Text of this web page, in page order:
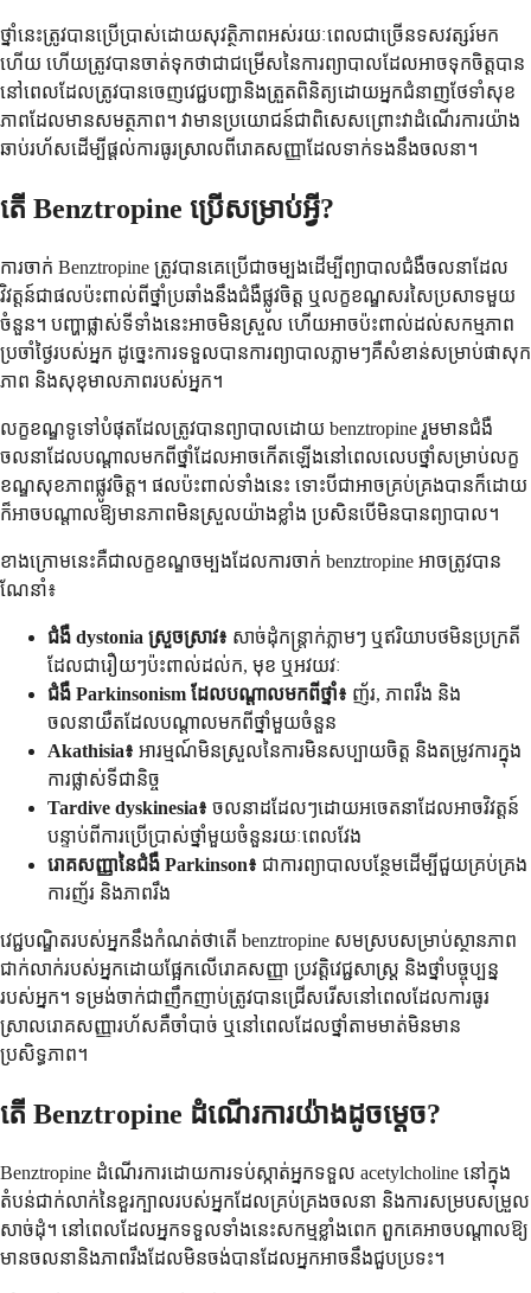
ថ្នាំនេះត្រូវបានប្រើប្រាស់ដោយសុវត្ថិភាពអស់រយៈពេលជាច្រើនទសវត្សរ៍មក
ហើយ ហើយត្រូវបានចាត់ទុកថាជាជម្រើសនៃការព្យាបាលដែលអាចទុកចិត្តបាន
នៅពេលដែលត្រូវបានចេញវេជ្ជបញ្ជានិងត្រួតពិនិត្យដោយអ្នកជំនាញថែទាំសុខ
ភាពដែលមានសមត្ថភាព។ វាមានប្រយោជន៍ជាពិសេសព្រោះវាដំណើរការយ៉ាង
ឆាប់រហ័សដើម្បីផ្តល់ការធូរស្រាលពីរោគសញ្ញាដែលទាក់ទងនឹងចលនា។
តើ Benztropine ប្រើសម្រាប់អ្វី?
ការចាក់ Benztropine ត្រូវបានគេប្រើជាចម្បងដើម្បីព្យាបាលជំងឺចលនាដែល
វិវត្តន៍ជាផលប៉ះពាល់ពីថ្នាំប្រឆាំងនឹងជំងឺផ្លូវចិត្ត ឬលក្ខខណ្ឌសរសៃប្រសាទមួយ
ចំនួន។ បញ្ហាផ្លាស់ទីទាំងនេះអាចមិនស្រួល ហើយអាចប៉ះពាល់ដល់សកម្មភាព
ប្រចាំថ្ងៃរបស់អ្នក ដូច្នេះការទទួលបានការព្យាបាលភ្លាមៗគឺសំខាន់សម្រាប់ផាសុក
ភាព និងសុខុមាលភាពរបស់អ្នក។
លក្ខខណ្ឌទូទៅបំផុតដែលត្រូវបានព្យាបាលដោយ benztropine រួមមានជំងឺ
ចលនាដែលបណ្តាលមកពីថ្នាំដែលអាចកើតឡើងនៅពេលលេបថ្នាំសម្រាប់លក្ខ
ខណ្ឌសុខភាពផ្លូវចិត្ត។ ផលប៉ះពាល់ទាំងនេះ ទោះបីជាអាចគ្រប់គ្រងបានក៏ដោយ
ក៏អាចបណ្តាលឱ្យមានភាពមិនស្រួលយ៉ាងខ្លាំង ប្រសិនបើមិនបានព្យាបាល។
ខាងក្រោមនេះគឺជាលក្ខខណ្ឌចម្បងដែលការចាក់ benztropine អាចត្រូវបាន
ណែនាំ៖
ជំងឺ dystonia ស្រួចស្រាវ៖ សាច់ដុំកន្ត្រាក់ភ្លាមៗ ឬឥរិយាបថមិនប្រក្រតី
ដែលជារឿយៗប៉ះពាល់ដល់ក, មុខ ឬអវយវៈ
ជំងឺ Parkinsonism ដែលបណ្តាលមកពីថ្នាំ៖ ញ័រ, ភាពរឹង និង
ចលនាយឺតដែលបណ្តាលមកពីថ្នាំមួយចំនួន
Akathisia៖ អារម្មណ៍មិនស្រួលនៃការមិនសប្បាយចិត្ត និងតម្រូវការក្នុង
ការផ្លាស់ទីជានិច្ច
Tardive dyskinesia៖ ចលនាដដែលៗដោយអចេតនាដែលអាចវិវត្តន៍
បន្ទាប់ពីការប្រើប្រាស់ថ្នាំមួយចំនួនរយៈពេលវែង
រោគសញ្ញានៃជំងឺ Parkinson៖ ជាការព្យាបាលបន្ថែមដើម្បីជួយគ្រប់គ្រង
ការញ័រ និងភាពរឹង
វេជ្ជបណ្ឌិតរបស់អ្នកនឹងកំណត់ថាតើ benztropine សមស្របសម្រាប់ស្ថានភាព
ជាក់លាក់របស់អ្នកដោយផ្អែកលើរោគសញ្ញា ប្រវត្តិវេជ្ជសាស្ត្រ និងថ្នាំបច្ចុប្បន្ន
របស់អ្នក។ ទម្រង់ចាក់ជាញឹកញាប់ត្រូវបានជ្រើសរើសនៅពេលដែលការធូរ
ស្រាលរោគសញ្ញារហ័សគឺចាំបាច់ ឬនៅពេលដែលថ្នាំតាមមាត់មិនមាន
ប្រសិទ្ធភាព។
តើ Benztropine ដំណើរការយ៉ាងដូចម្តេច?
Benztropine ដំណើរការដោយការទប់ស្កាត់អ្នកទទួល acetylcholine នៅក្នុង
តំបន់ជាក់លាក់នៃខួរក្បាលរបស់អ្នកដែលគ្រប់គ្រងចលនា និងការសម្របសម្រួល
សាច់ដុំ។ នៅពេលដែលអ្នកទទួលទាំងនេះសកម្មខ្លាំងពេក ពួកគេអាចបណ្តាលឱ្យ
មានចលនានិងភាពរឹងដែលមិនចង់បានដែលអ្នកអាចនឹងជួបប្រទះ។